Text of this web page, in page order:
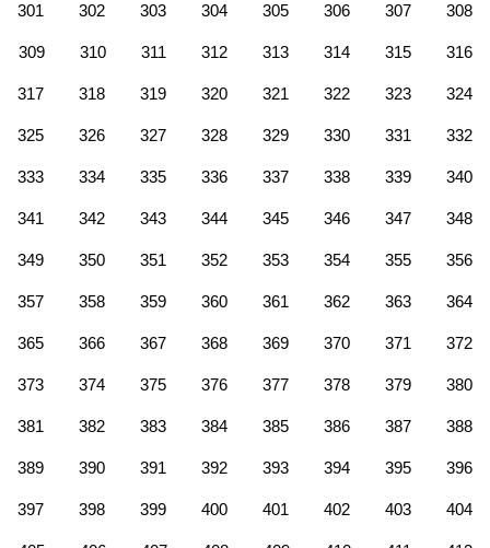
301 302 303 304 305 306 307 308
309 310 311 312 313 314 315 316
317 318 319 320 321 322 323 324
325 326 327 328 329 330 331 332
333 334 335 336 337 338 339 340
341 342 343 344 345 346 347 348
349 350 351 352 353 354 355 356
357 358 359 360 361 362 363 364
365 366 367 368 369 370 371 372
373 374 375 376 377 378 379 380
381 382 383 384 385 386 387 388
389 390 391 392 393 394 395 396
397 398 399 400 401 402 403 404